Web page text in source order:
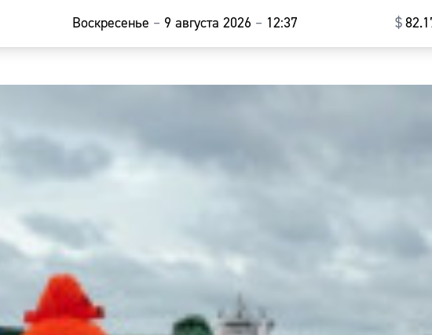
Воскресенье – 9 августа 2026 – 12:37 $
Наши гости
Погода
Курсы валют